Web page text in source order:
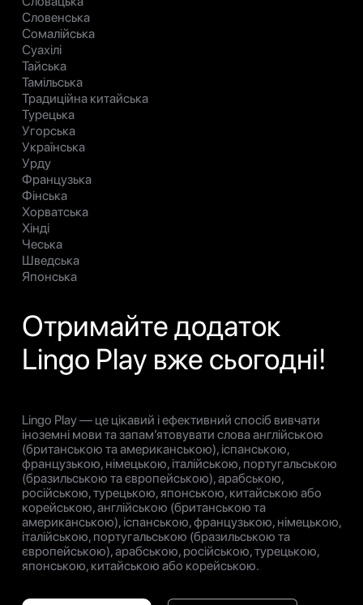
Словенська
Сомалійська
Суахілі
Тайська
Тамільська
Традиційна китайська
Турецька
Угорська
Українська
Урду
Французька
Фінська
Хорватська
Хінді
Чеська
Шведська
Японська
Отримайте додаток
Lingo Play вже сьогодні!
Lingo Play — це цікавий і ефективний спосіб вивчати
іноземні мови та запам’ятовувати слова англійською
(британською та американською), іспанською,
французькою, німецькою, італійською, португальською
(бразильською та європейською), арабською,
російською, турецькою, японською, китайською або
корейською, англійською (британською та
американською), іспанською, французькою, німецькою,
італійською, португальською (бразильською та
європейською), арабською, російською, турецькою,
японською, китайською або корейською.